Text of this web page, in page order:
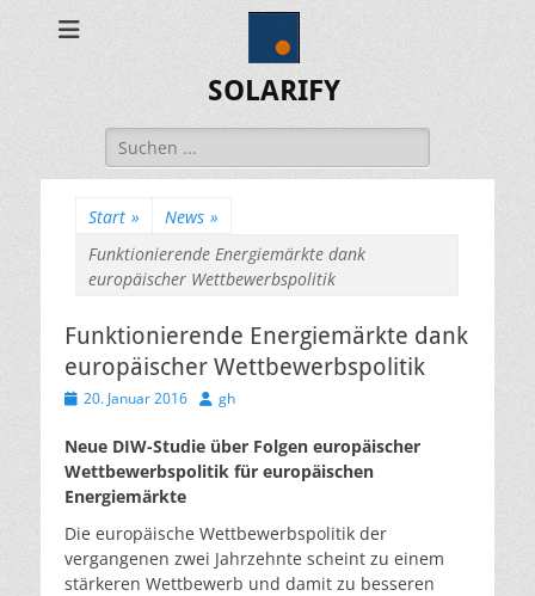
SOLARIFY
Suchen
nach:
Start » News »
Funktionierende Energiemärkte dank
europäischer Wettbewerbspolitik
Funktionierende Energiemärkte dank
europäischer Wettbewerbspolitik
Veröffentlicht
20. Januar 2016 Autor
gh
Neue DIW-Studie über Folgen europäischer
Wettbewerbspolitik für europäischen
Energiemärkte
Die europäische Wettbewerbspolitik der
vergangenen zwei Jahrzehnte scheint zu einem
stärkeren Wettbewerb und damit zu besseren